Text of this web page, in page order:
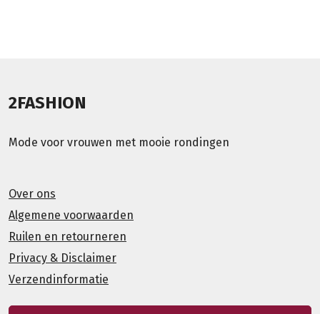
2FASHION
Mode voor vrouwen met mooie rondingen
Over ons
Algemene voorwaarden
Ruilen en retourneren
Privacy & Disclaimer
Verzendinformatie